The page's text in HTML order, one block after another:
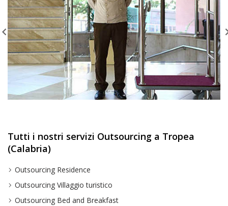
Tutti i nostri servizi Outsourcing a Tropea
(Calabria)
Outsourcing Residence
Outsourcing Villaggio turistico
Outsourcing Bed and Breakfast